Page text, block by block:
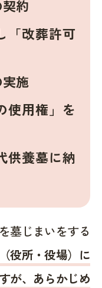
約
「改葬許可
施
使用権」を
供養墓に納
墓じまいをする
役所・役場）に
が、あらかじめ